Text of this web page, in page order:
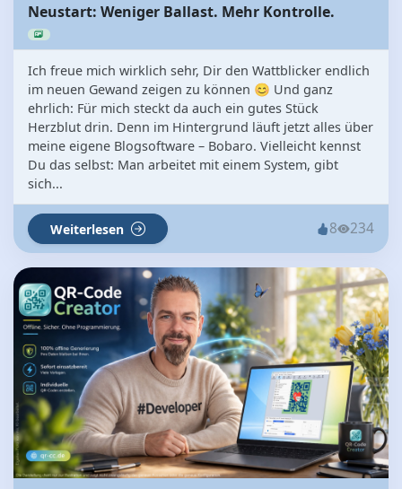
Neustart: Weniger Ballast. Mehr Kontrolle.
Ich freue mich wirklich sehr, Dir den Wattblicker endlich
im neuen Gewand zeigen zu können 😊 Und ganz
ehrlich: Für mich steckt da auch ein gutes Stück
Herzblut drin. Denn im Hintergrund läuft jetzt alles über
meine eigene Blogsoftware – Bobaro. Vielleicht kennst
Du das selbst: Man arbeitet mit einem System, gibt
sich...
Weiterlesen 8 234